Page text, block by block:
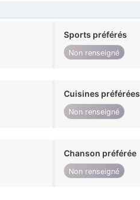
Sports préférés
Non renseigné
Cuisines préférées
Non renseigné
Chanson préférée
Non renseigné